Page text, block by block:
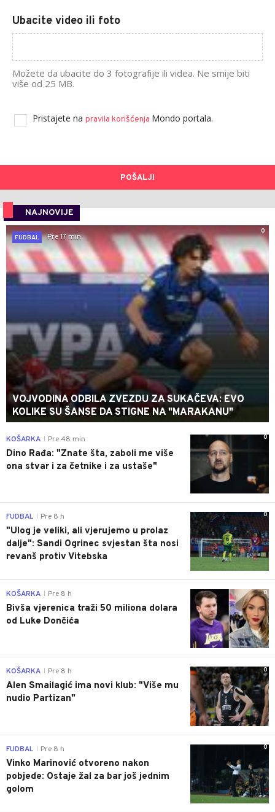
Ubacite video ili foto
Možete da ubacite do 3 fotografije ili videa. Ne smije biti
više od 25 MB.
Pristajete na pravila korišćenja Mondo portala.
POŠALJI
NAJNOVIJE
0
FUDBAL
Pre 17 min
VOJVODINA ODBILA ZVEZDU ZA SUKAČEVA: EVO
KOLIKE SU ŠANSE DA STIGNE NA "MARAKANU"
0
KOŠARKA Pre 48 min
Dino Rađa: "Znate šta, zaboli me više
ona stvar i za četnike i za ustaše"
0
FUDBAL Pre 8 h
"Ulog je veliki, ali vjerujemo u prolaz
dalje": Sandi Ogrinec svjestan šta nosi
revanš protiv Vitebska
0
KOŠARKA Pre 8 h
Bivša vjerenica traži 50 miliona dolara
od Luke Dončića
0
KOŠARKA Pre 8 h
Alen Smailagić ima novi klub: "Više mu
nudio Partizan"
0
FUDBAL Pre 8 h
Vinko Marinović otvoreno nakon
pobjede: Ostaje žal za bar još jednim
golom